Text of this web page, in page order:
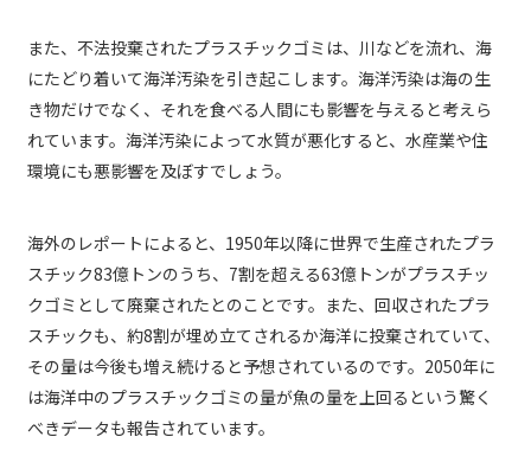
また、不法投棄されたプラスチックゴミは、川などを流れ、海
にたどり着いて海洋汚染を引き起こします。海洋汚染は海の生
き物だけでなく、それを食べる人間にも影響を与えると考えら
れています。海洋汚染によって水質が悪化すると、水産業や住
環境にも悪影響を及ぼすでしょう。
海外のレポートによると、1950年以降に世界で生産されたプラ
スチック83億トンのうち、7割を超える63億トンがプラスチッ
クゴミとして廃棄されたとのことです。また、回収されたプラ
スチックも、約8割が埋め立てされるか海洋に投棄されていて、
その量は今後も増え続けると予想されているのです。2050年に
は海洋中のプラスチックゴミの量が魚の量を上回るという驚く
べきデータも報告されています。